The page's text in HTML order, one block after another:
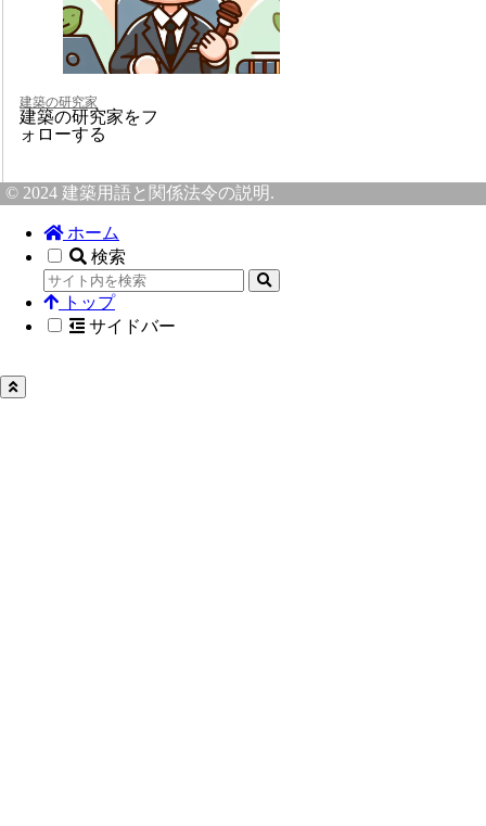
建築の研究家
建築の研究家をフ
ォローする
© 2024 建築用語と関係法令の説明.
ホーム
検索
トップ
サイドバー